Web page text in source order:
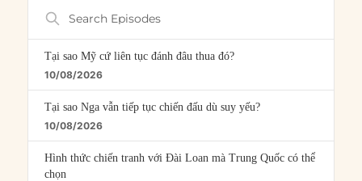
Search
Episodes
Tại sao Mỹ cứ liên tục đánh đâu thua đó?
10/08/2026
Tại sao Nga vẫn tiếp tục chiến đấu dù suy yếu?
10/08/2026
Hình thức chiến tranh với Đài Loan mà Trung Quốc có thể
chọn